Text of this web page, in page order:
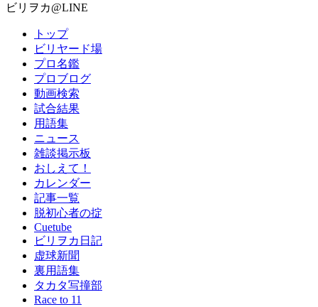
ビリヲカ@LINE
トップ
ビリヤード場
プロ名鑑
プロブログ
動画検索
試合結果
用語集
ニュース
雑談掲示板
おしえて！
カレンダー
記事一覧
脱初心者の掟
Cuetube
ビリヲカ日記
虚球新聞
裏用語集
タカタ写撞部
Race to 11